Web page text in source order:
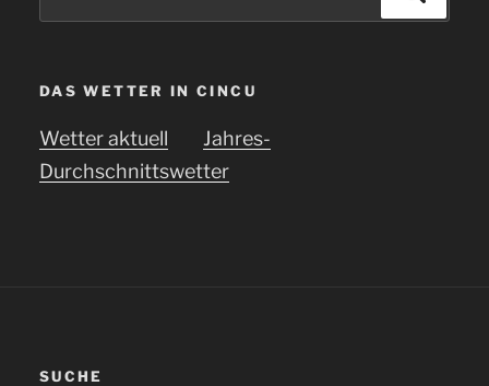
DAS WETTER IN CINCU
Wetter aktuell
Jahres-
Durchschnittswetter
SUCHE